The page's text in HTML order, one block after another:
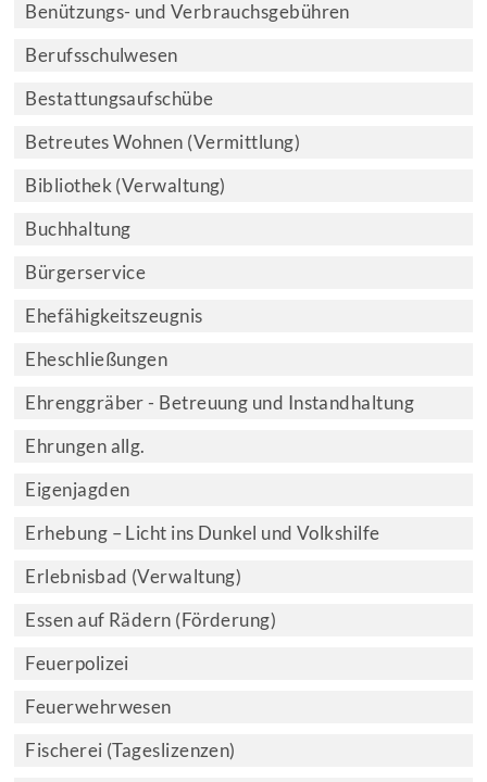
Benützungs- und Verbrauchsgebühren
Berufsschulwesen
Bestattungsaufschübe
Betreutes Wohnen (Vermittlung)
Bibliothek (Verwaltung)
Buchhaltung
Bürgerservice
Ehefähigkeitszeugnis
Eheschließungen
Ehrenggräber - Betreuung und Instandhaltung
Ehrungen allg.
Eigenjagden
Erhebung – Licht ins Dunkel und Volkshilfe
Erlebnisbad (Verwaltung)
Essen auf Rädern (Förderung)
Feuerpolizei
Feuerwehrwesen
Fischerei (Tageslizenzen)